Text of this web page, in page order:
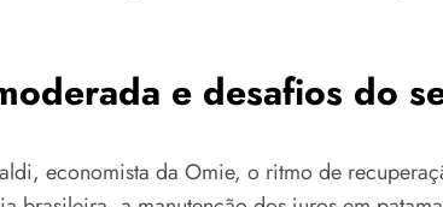
e desafios do
economista da Omie, o ritmo de